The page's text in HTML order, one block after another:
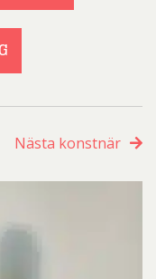
Nästa konstnär